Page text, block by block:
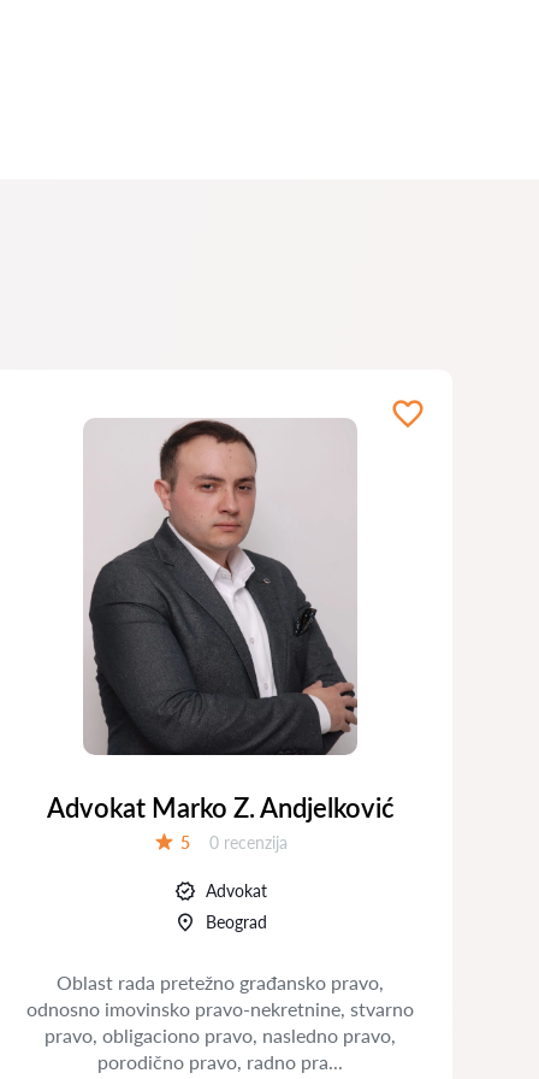
Advokat Marko Z. Andjelković
5 Recenzija:
0 recenzija
Advokat
Beograd
Oblast rada pretežno građansko pravo,
odnosno imovinsko pravo-nekretnine, stvarno
pravo, obligaciono pravo, nasledno pravo,
porodično pravo, radno pra...